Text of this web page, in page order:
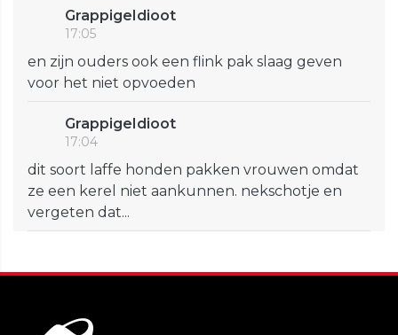
GrappigeIdioot
17:05
en zijn ouders ook een flink pak slaag geven
voor het niet opvoeden
GrappigeIdioot
17:04
dit soort laffe honden pakken vrouwen omdat
ze een kerel niet aankunnen. nekschotje en
vergeten dat...